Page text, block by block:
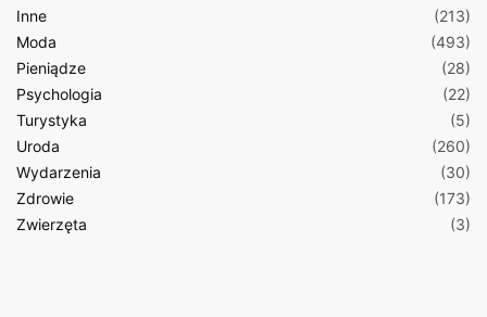
Inne
(213)
Moda
(493)
Pieniądze
(28)
Psychologia
(22)
Turystyka
(5)
Uroda
(260)
Wydarzenia
(30)
Zdrowie
(173)
Zwierzęta
(3)